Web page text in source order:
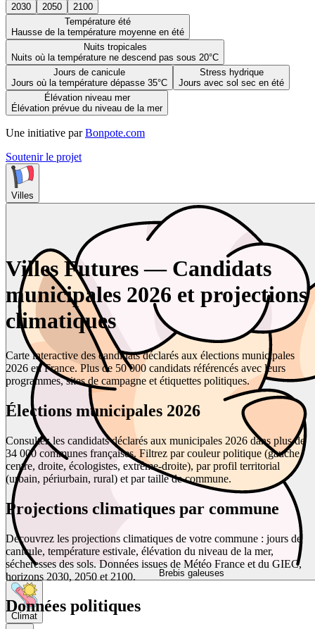
2030 2050
2100
Température été
Hausse de la température moyenne en été
Nuits tropicales
Nuits où la température ne descend pas sous 20°C
Jours de canicule
Jours où la température dépasse 35°C
Stress hydrique
Jours avec sol sec en été
Élévation niveau mer
Élévation prévue du niveau de la mer
Une initiative par Bonpote.com
Soutenir le projet
Villes
Brebis galeuses
Climat
Villes Futures — Candidats
municipales 2026 et projections
climatiques
Carte interactive des candidats déclarés aux élections municipales
2026 en France. Plus de 50 000 candidats référencés avec leurs
programmes, sites de campagne et étiquettes politiques.
Élections municipales 2026
Consultez les candidats déclarés aux municipales 2026 dans plus de
34 000 communes françaises. Filtrez par couleur politique (gauche,
centre, droite, écologistes, extrême-droite), par profil territorial
(urbain, périurbain, rural) et par taille de commune.
Projections climatiques par commune
Découvrez les projections climatiques de votre commune : jours de
canicule, température estivale, élévation du niveau de la mer,
sécheresses des sols. Données issues de Météo France et du GIEC,
horizons 2030, 2050 et 2100.
Données politiques